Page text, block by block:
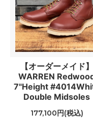
【オーダーメイド】
WARREN
7"Height
Double Midsoles
177,100円(税込)